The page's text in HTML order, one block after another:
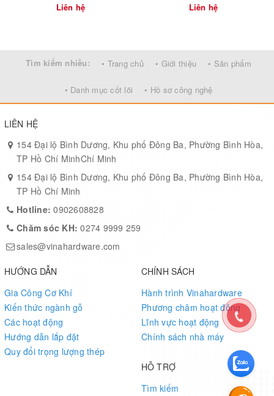
Liên hệ Liên hệ
Tìm kiếm nhiều: • Trang chủ • Giới thiệu • Sản phẩm
• Danh mục cốt lõi • Hồ sơ công nghệ
LIÊN HỆ
154 Đại lộ Bình Dương, Khu phố Đông Ba, Phường Bình Hòa,
TP Hồ Chí MinhChí Minh
154 Đại lộ Bình Dương, Khu phố Đông Ba, Phường Bình Hòa,
TP Hồ Chí Minh
Hotline:0902608828
Chăm sóc KH:0274 9999 259
sales@vinahardware.com
HƯỚNG DẪN
Gia Công Cơ Khí
Kiến thức ngành gỗ
Các hoạt động
Hướng dẫn lắp đặt
Quy đổi trọng lượng thép
CHÍNH SÁCH
Hành trình Vinahardware
Phương châm hoạt động
Lĩnh vực hoạt động
Chính sách nhà máy
HỖ TRỢ
Tìm kiếm